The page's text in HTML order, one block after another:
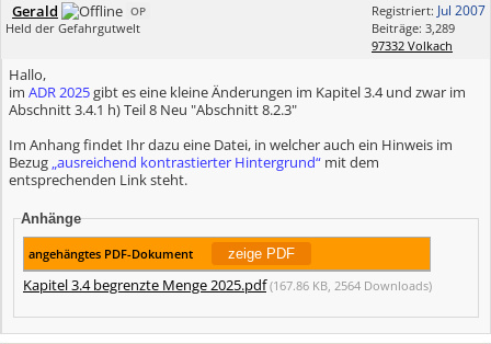
Registriert: Jul 2007
Beiträge: 3,289
97332 Volkach
Gerald OP
Held der Gefahrgutwelt
Hallo,
im ADR 2025gibt es eine kleine Änderungen im Kapitel 3.4 und zwar im
Abschnitt 3.4.1 h) Teil 8 Neu "Abschnitt 8.2.3"
Im Anhang findet Ihr dazu eine Datei, in welcher auch ein Hinweis im
Bezug „ausreichend kontrastierter Hintergrund“ mit dem
entsprechenden Link steht.
Anhänge
angehängtes PDF-Dokument
Kapitel 3.4 begrenzte Menge 2025.pdf (167.86 KB, 2564 Downloads)